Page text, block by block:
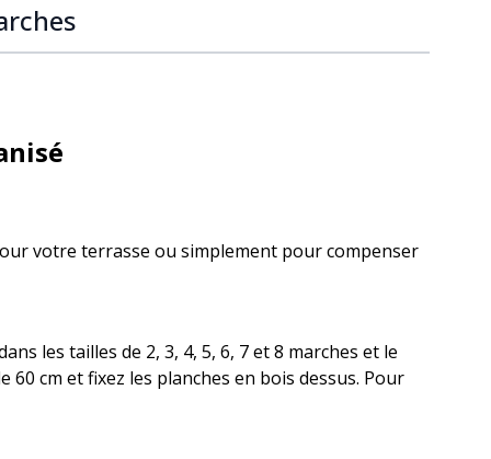
votre terrasse ou simplement pour compenser
les tailles de 2, 3, 4, 5, 6, 7 et 8 marches et le
60 cm et fixez les planches en bois dessus. Pour